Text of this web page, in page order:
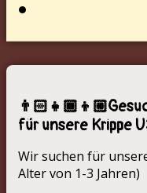
für unsere Krippe
Wir suchen für
Alter von 1-3 Jahren)